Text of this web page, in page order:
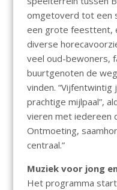
omgetoverd tot een
een grote feesttent,
diverse
veel oud-bewoners,
buurtgenoten de
vinden.
prachtige mijlpaal”,
vieren met iedereen
Ontmoeting,
centraal.”
Muziek voor jong
Het programma